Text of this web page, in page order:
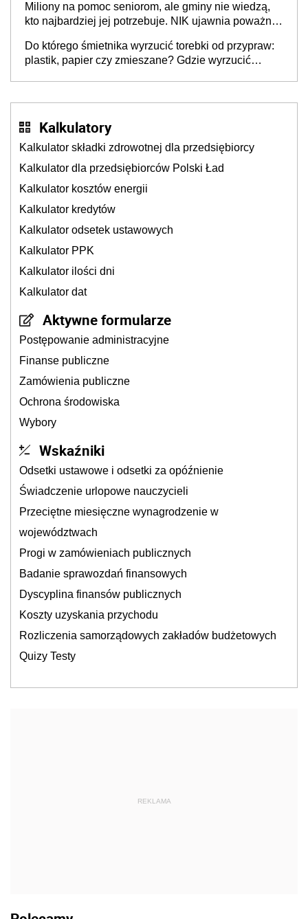
stołecznych
Miliony na pomoc seniorom, ale gminy nie wiedzą,
kto najbardziej jej potrzebuje. NIK ujawnia poważną
Do którego śmietnika wyrzucić torebki od przypraw:
plastik, papier czy zmieszane? Gdzie wyrzucić
Kalkulatory
Kalkulator składki zdrowotnej dla przedsiębiorcy
Kalkulator dla przedsiębiorców Polski Ład
Kalkulator kosztów energii
Kalkulator kredytów
Kalkulator odsetek ustawowych
Kalkulator PPK
Kalkulator ilości dni
Kalkulator dat
Aktywne formularze
Postępowanie administracyjne
Finanse publiczne
Zamówienia publiczne
Ochrona środowiska
Wybory
Wskaźniki
Odsetki ustawowe i odsetki za opóźnienie
Świadczenie urlopowe nauczycieli
Przeciętne miesięczne wynagrodzenie w
województwach
Progi w zamówieniach publicznych
Badanie sprawozdań finansowych
Dyscyplina finansów publicznych
Koszty uzyskania przychodu
Rozliczenia samorządowych zakładów budżetowych
Quizy Testy
REKLAMA